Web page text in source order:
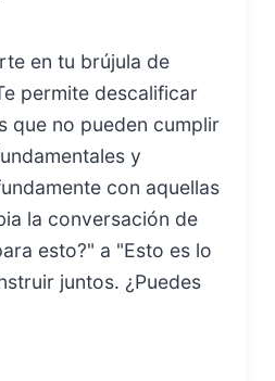
en tu brújula de
permite descalificar
que no pueden cumplir
y
con aquellas
la conversación de
esto?" a "Esto es lo
juntos. ¿Puedes